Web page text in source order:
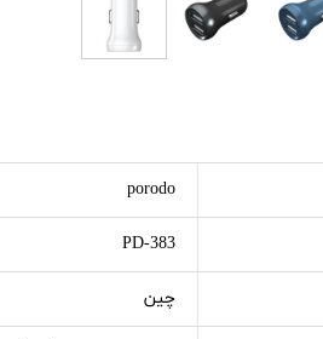
porodo
PD-383
چین